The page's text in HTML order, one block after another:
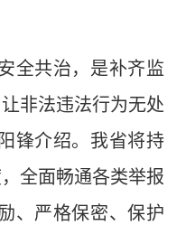
共治，是补齐监
非法违法行为无处
锋介绍。我省将持
全面畅通各类举报
、严格保密、保护